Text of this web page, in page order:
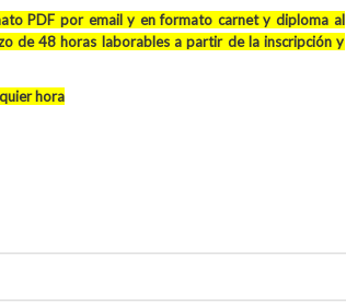
PDF por email y en formato carnet y diploma al
de 48 horas laborables a partir de la inscripción y
hora